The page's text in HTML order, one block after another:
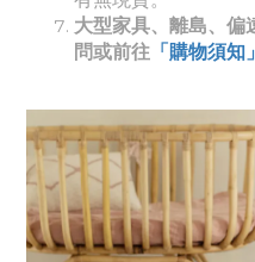
大型家具、離島、偏
問或前往 「購物須知」